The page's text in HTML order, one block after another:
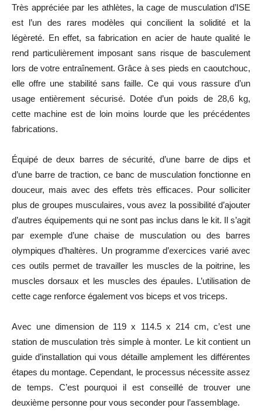
Très appréciée par les athlètes, la cage de musculation d’ISE
est l’un des rares modèles qui concilient la solidité et la
légèreté. En effet, sa fabrication en acier de haute qualité le
rend particulièrement imposant sans risque de basculement
lors de votre entraînement. Grâce à ses pieds en caoutchouc,
elle offre une stabilité sans faille. Ce qui vous rassure d’un
usage entièrement sécurisé. Dotée d’un poids de 28,6 kg,
cette machine est de loin moins lourde que les précédentes
fabrications.
Équipé de deux barres de sécurité, d’une barre de dips et
d’une barre de traction, ce banc de musculation fonctionne en
douceur, mais avec des effets très efficaces. Pour solliciter
plus de groupes musculaires, vous avez la possibilité d’ajouter
d’autres équipements qui ne sont pas inclus dans le kit. Il s’agit
par exemple d’une chaise de musculation ou des barres
olympiques d’haltères. Un programme d’exercices varié avec
ces outils permet de travailler les muscles de la poitrine, les
muscles dorsaux et les muscles des épaules. L’utilisation de
cette cage renforce également vos biceps et vos triceps.
Avec une dimension de 119 x 114.5 x 214 cm, c’est une
station de musculation très simple à monter. Le kit contient un
guide d’installation qui vous détaille amplement les différentes
étapes du montage. Cependant, le processus nécessite assez
de temps. C’est pourquoi il est conseillé de trouver une
deuxième personne pour vous seconder pour l’assemblage.